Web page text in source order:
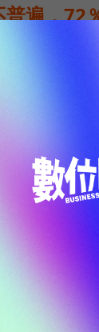
遍，72
分風行的氛
成整個應用
生成」的開
一部分。另
coding的受